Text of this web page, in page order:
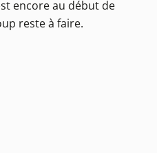
encore au début de
reste à faire.